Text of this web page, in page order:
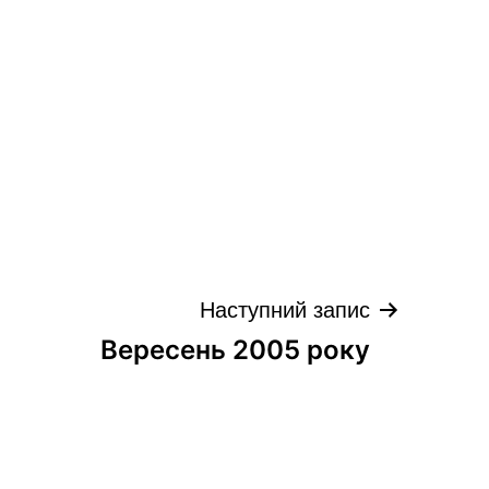
Наступний запис
Вересень 2005 року